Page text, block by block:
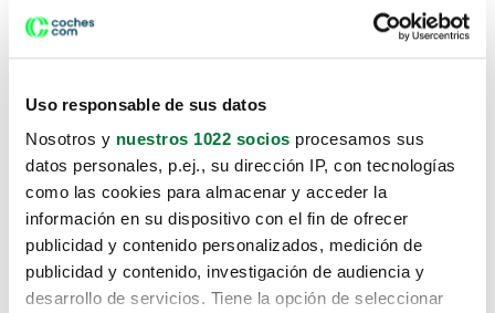
Uso responsable de sus datos
Nosotros y nuestros 1022 socios procesamos sus
datos personales, p.ej., su dirección IP, con tecnologías
como las cookies para almacenar y acceder la
información en su dispositivo con el fin de ofrecer
publicidad y contenido personalizados, medición de
publicidad y contenido, investigación de audiencia y
desarrollo de servicios. Tiene la opción de seleccionar
Lo sentimos, no sabemos como
te hemos traido hasta aquí.